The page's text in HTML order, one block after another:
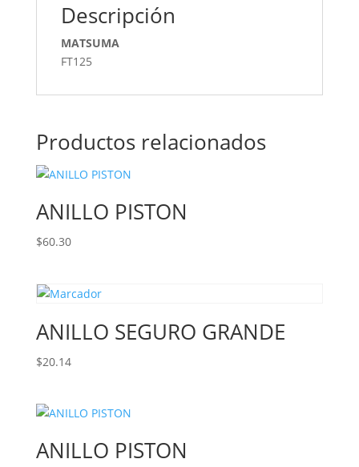
Descripción
MATSUMA
FT125
Productos relacionados
ANILLO PISTON
$60.30
ANILLO SEGURO GRANDE
$20.14
ANILLO PISTON